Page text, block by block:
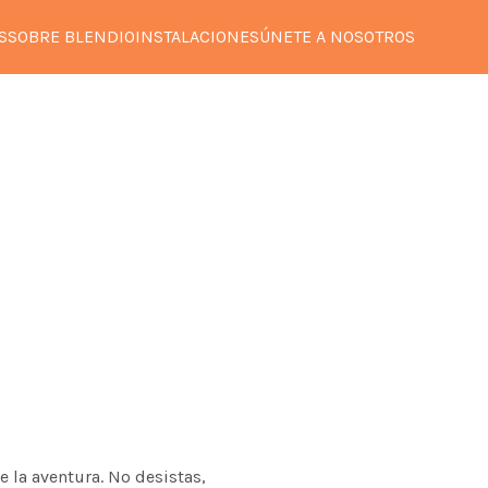
SOBRE BLENDIOINSTALACIONESÚNETE A NOSOTROS
la aventura. No desistas,